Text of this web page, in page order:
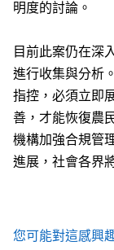
明度的討論。
目前此案仍在深
進行收集與分析
指控，必須立即
善，才能恢復農
機構加強合規管
進展，社會各界
您可能對這感興